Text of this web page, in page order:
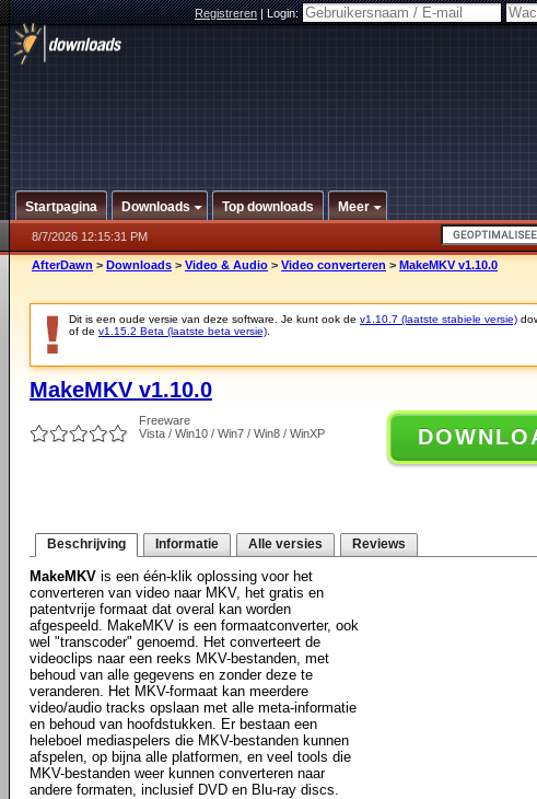
Registreren|Login:
Startpagina Downloads Top downloads Meer
8/7/2026 12:15:31 PM
AfterDawn > Downloads > Video & Audio > Video converteren > MakeMKV v1.10.0
Dit is een oude versie van deze software. Je kunt ook de v1.10.7 (laatste stabiele versie)
of de v1.15.2 Beta (laatste beta versie)
MakeMKV v1.10.0
Freeware
Vista / Win10 / Win7 / Win8 / WinXP
Beschrijving Informatie Alle versies Reviews
MakeMKV is een één-klik oplossing voor het
converteren van video naar MKV, het gratis en
patentvrije formaat dat overal kan worden
afgespeeld. MakeMKV is een formaatconverter, ook
wel "transcoder" genoemd. Het converteert de
videoclips naar een reeks MKV-bestanden, met
behoud van alle gegevens en zonder deze te
veranderen. Het MKV-formaat kan meerdere
video/audio tracks opslaan met alle meta-informatie
en behoud van hoofdstukken. Er bestaan een
heleboel mediaspelers die MKV-bestanden kunnen
afspelen, op bijna alle platformen, en veel tools die
MKV-bestanden weer kunnen converteren naar
andere formaten, inclusief DVD en Blu-ray discs.